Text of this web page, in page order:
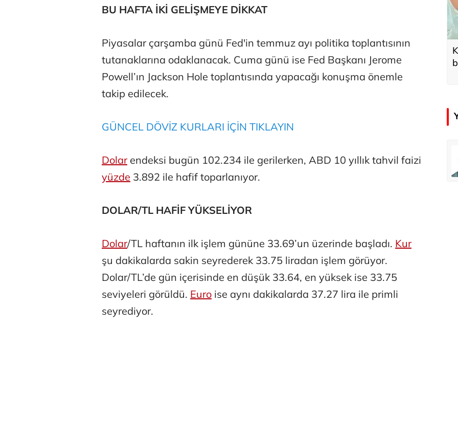
BU HAFTA İKİ GELİŞMEYE DİKKAT
Piyasalar çarşamba günü Fed'in temmuz ayı politika toplantısının
tutanaklarına odaklanacak. Cuma günü ise Fed Başkanı Jerome
Powell’ın Jackson Hole toplantısında yapacağı konuşma önemle
takip edilecek.
GÜNCEL DÖVİZ KURLARI İÇİN TIKLAYIN
Dolarendeksi bugün 102.234 ile gerilerken, ABD 10 yıllık tahvil faizi
yüzde 3.892 ile hafif toparlanıyor.
DOLAR/TL HAFİF YÜKSELİYOR
Dolar/TL haftanın ilk işlem gününe 33.69’un üzerinde başladı. Kur
şu dakikalarda sakin seyrederek 33.75 liradan işlem görüyor.
Dolar/TL’de gün içerisinde en düşük 33.64, en yüksek ise 33.75
seviyeleri görüldü. Euro ise aynı dakikalarda 37.27 lira ile primli
seyrediyor.
Mağaza açılışı Türkiye’nin görünmez başarısı…
Zafer Şahin